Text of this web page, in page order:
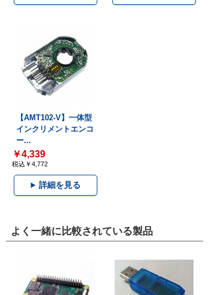
【AMT102-V】一体型
インクリメントエンコ
ー...
￥4,339
税込￥4,772
詳細を見る
よく一緒に比較されている製品